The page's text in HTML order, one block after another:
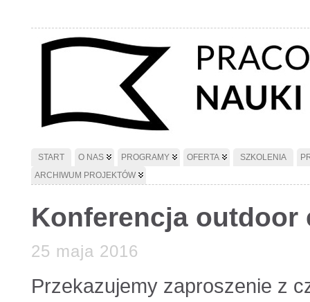
START O NAS PROGRAMY OFERTA SZKOLENIA
ARCHIWUM PROJEKTÓW
Konferencja outdoor
25 maja 2016
Przekazujemy zaproszenie z